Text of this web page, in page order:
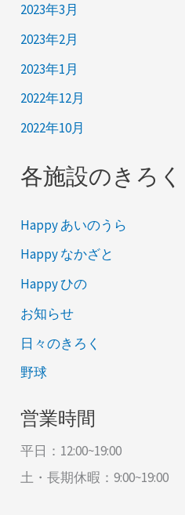
2023年3月
2023年2月
2023年1月
2022年12月
2022年10月
各施設のきろく
Happy あいのうら
Happy なかざと
Happy ひの
お知らせ
日々のきろく
野球
営業時間
平日：12:00~19:00
土・長期休暇：9:00~19:00